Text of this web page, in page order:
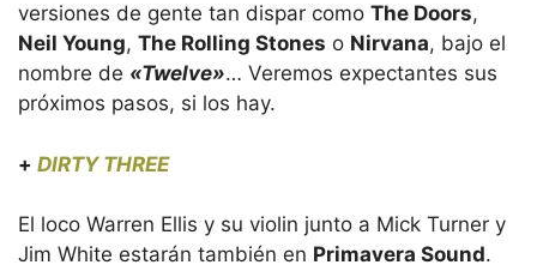
versiones de gente tan dispar como The Doors,
Neil Young, The Rolling Stones o Nirvana, bajo el
nombre de «Twelve»… Veremos expectantes sus
próximos pasos, si los hay.
+ DIRTY THREE
El loco Warren Ellis y su violin junto a Mick Turner y
Jim White estarán también en Primavera Sound.